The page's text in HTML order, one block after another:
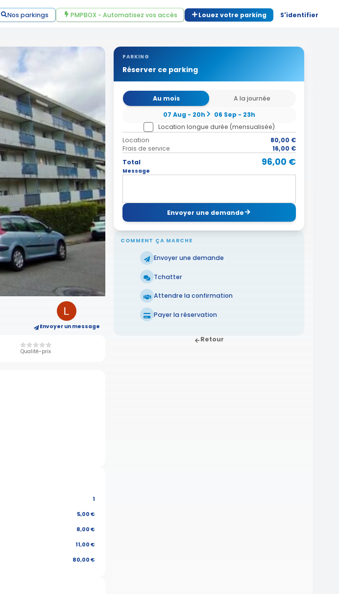
Nos parkings PMPBOX - Automatisez vos accès Louez votre parking S'identifier
Envoyer un message
Qualité-prix
PARKING
Réserver ce parking
Au mois
A la journée
07 Aug - 20h
06 Sep - 23h
Location longue durée (mensualisée)
Location
80,00 €
Frais de service
16,00 €
Total
96,00 €
Message
Envoyer une demande
COMMENT ÇA MARCHE
Envoyer une demande
Tchatter
Attendre la confirmation
Payer la réservation
Retour
1
5,00 €
8,00 €
11,00 €
80,00 €